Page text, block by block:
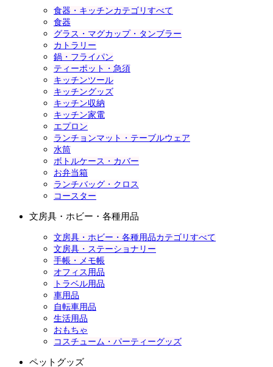
食器・キッチンカテゴリすべて
食器
グラス・マグカップ・タンブラー
カトラリー
鍋・フライパン
ティーポット・急須
キッチンツール
キッチングッズ
キッチン収納
キッチン家電
エプロン
ランチョンマット・テーブルウェア
水筒
ボトルケース・カバー
お弁当箱
ランチバッグ・クロス
コースター
文房具・ホビー・各種用品
文房具・ホビー・各種用品カテゴリすべて
文房具・ステーショナリー
手帳・メモ帳
オフィス用品
トラベル用品
車用品
自転車用品
生活用品
おもちゃ
コスチューム・パーティーグッズ
ペットグッズ